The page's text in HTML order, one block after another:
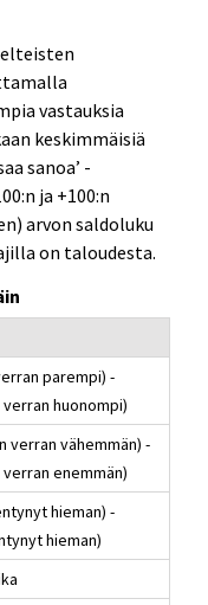
vastauksia
keskimmäisiä
sanoa’ -
ja +100:n
arvon saldoluku
on taloudesta.
parempi) -
huonompi)
verran vähemmän) -
enemmän)
hieman) -
hieman)